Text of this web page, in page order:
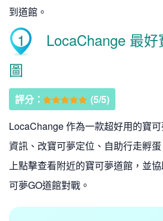
到道館。
1
LocaChange 最
圖
評分：
(5/5)
LocaChange 作為一款超好用的寶
資訊、改寶可夢定位、自助行走孵
上點擊查看附近的寶可夢道館，並
可夢GO道館對戰。